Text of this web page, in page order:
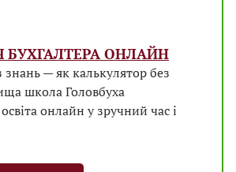
БУХГАЛТЕРА ОНЛАЙН
знань — як калькулятор без
школа Головбуха
онлайн у зручний час і